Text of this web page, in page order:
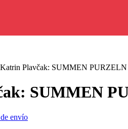
Plavčak: SUMMEN
SUMMEN
envío